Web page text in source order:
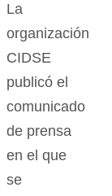
La
organización
CIDSE
publicó el
comunicado
de prensa
en el que
se